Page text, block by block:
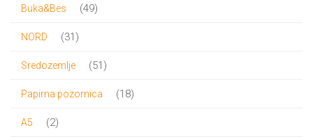
Buka&Bes 4949
NORD 3131
Sredozemlje 5151
Papirna pozornica 1818
A5 22